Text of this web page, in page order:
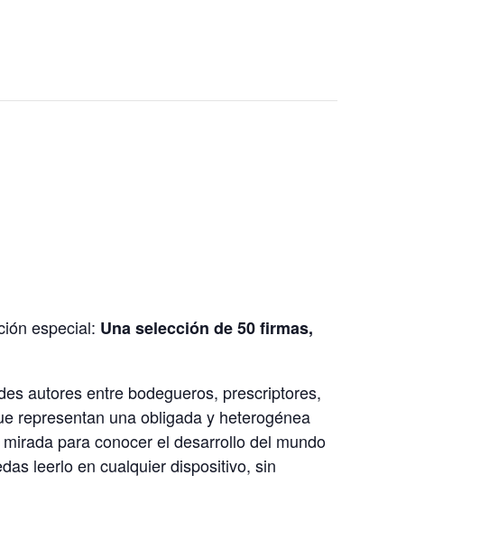
especial: Una selección de 50 firmas,
autores entre bodegueros, prescriptores,
representan una obligada y heterogénea
para conocer el desarrollo del mundo
leerlo en cualquier dispositivo, sin